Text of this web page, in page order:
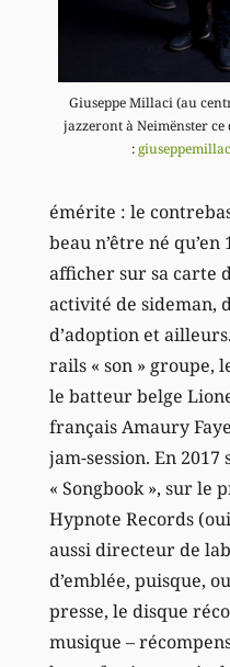
Giuseppe Millaci (au
jazzeront à Neimënster
:
émérite : le
beau n’être né
afficher sur sa carte
activité de sideman,
d’adoption et
rails « son » groupe,
le batteur belge
français Amaury
jam-session. En
« Songbook », sur le
Hypnote Records
aussi directeur de
d’emblée, puisque,
presse, le disque
musique –